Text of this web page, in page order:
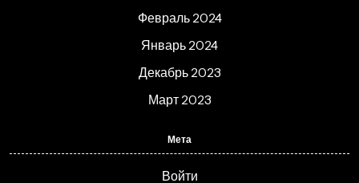
Февраль 2024
Январь 2024
Декабрь 2023
Март 2023
Мета
Войти